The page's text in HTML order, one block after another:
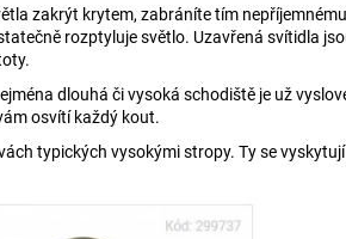
zakrýt krytem, zabráníte tím
rozptyluje světlo. Uzavřená svítidla
dlouhá či vysoká schodiště je už
osvítí každý kout.
typických vysokými stropy. Ty se vyskytují